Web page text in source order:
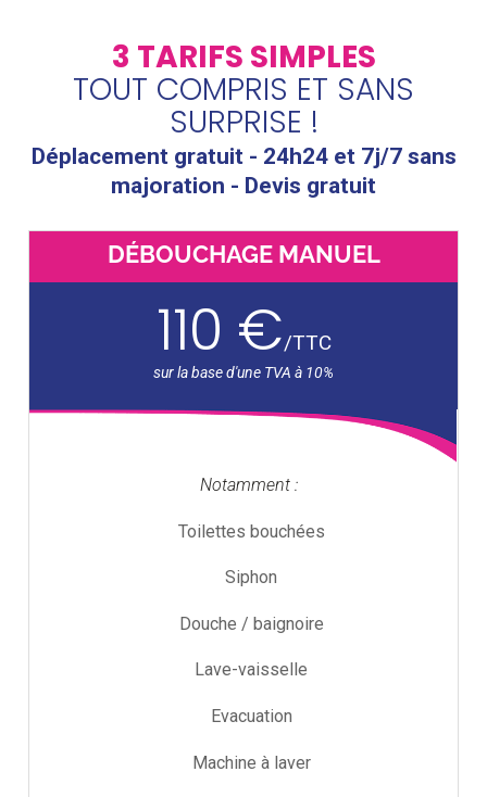
3 TARIFS SIMPLES
TOUT COMPRIS ET SANS
SURPRISE !
Déplacement gratuit - 24h24 et 7j/7 sans
majoration - Devis gratuit
DÉBOUCHAGE MANUEL
110 €/TTC
Notamment :
Toilettes bouchées
Siphon
Douche / baignoire
Lave-vaisselle
Evacuation
Machine à laver